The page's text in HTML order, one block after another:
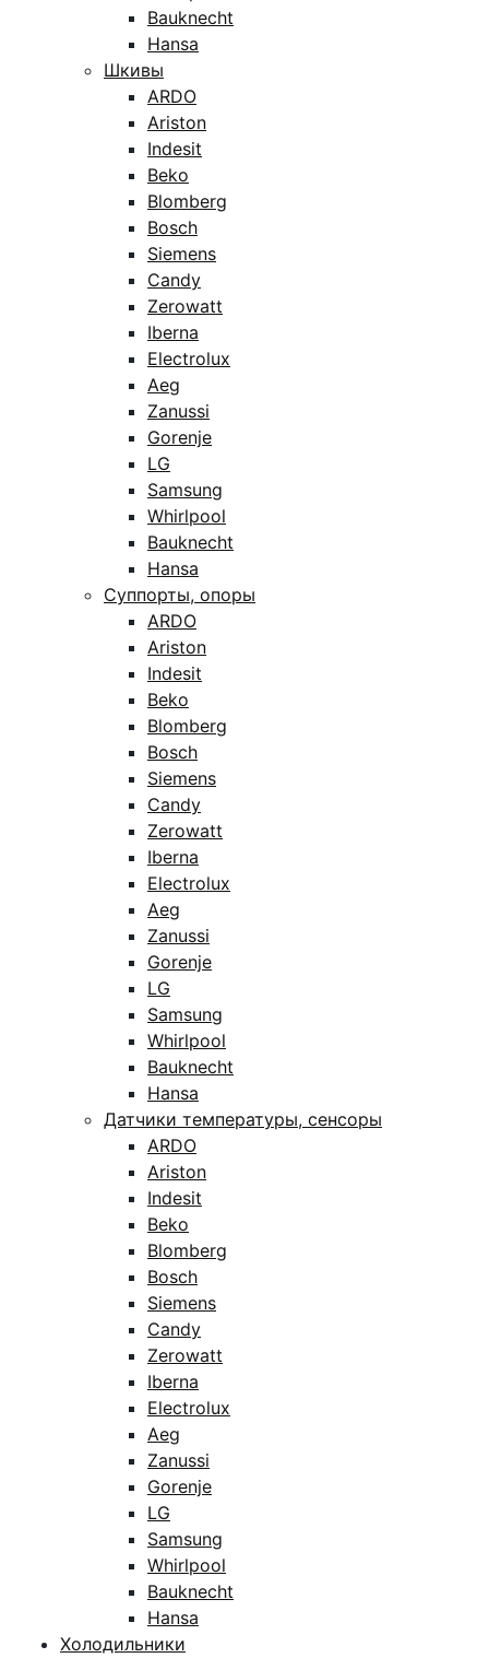
Bauknecht
Hansa
Шкивы
ARDO
Ariston
Indesit
Beko
Blomberg
Bosch
Siemens
Candy
Zerowatt
Iberna
Electrolux
Aeg
Zanussi
Gorenje
LG
Samsung
Whirlpool
Bauknecht
Hansa
Суппорты, опоры
ARDO
Ariston
Indesit
Beko
Blomberg
Bosch
Siemens
Candy
Zerowatt
Iberna
Electrolux
Aeg
Zanussi
Gorenje
LG
Samsung
Whirlpool
Bauknecht
Hansa
Датчики температуры, сенсоры
ARDO
Ariston
Indesit
Beko
Blomberg
Bosch
Siemens
Candy
Zerowatt
Iberna
Electrolux
Aeg
Zanussi
Gorenje
LG
Samsung
Whirlpool
Bauknecht
Hansa
Холодильники